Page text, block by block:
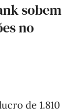
sobem
no
de 1.810